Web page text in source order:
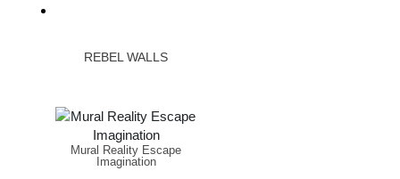
REBEL WALLS
Mural Reality Escape
Imagination